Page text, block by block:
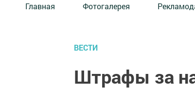
Главная Фотогалерея
ВЕСТИ
Штрафы за